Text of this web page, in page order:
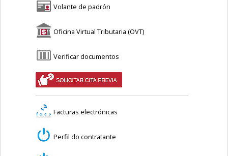
Volante de padrón
Oficina Virtual Tributaria (OVT)
Verificar documentos
Facturas electrónicas
Perfil do contratante